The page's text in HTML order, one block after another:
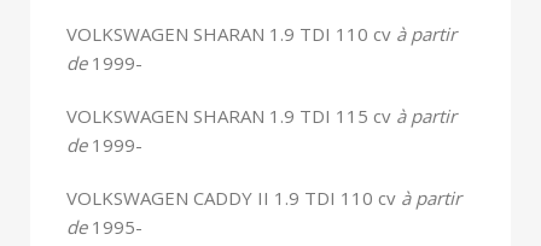
VOLKSWAGEN SHARAN 1.9 TDI 110 cv à partir
de 1999-
VOLKSWAGEN SHARAN 1.9 TDI 115 cv à partir
de 1999-
VOLKSWAGEN CADDY II 1.9 TDI 110 cv à partir
de 1995-